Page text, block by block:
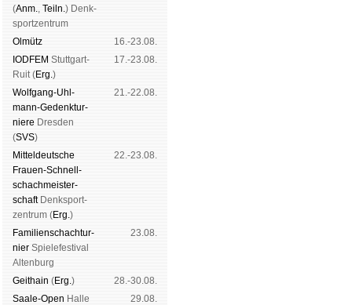
(Anm., Teiln.) Denk­
sport­zen­trum
Ol­mütz
16.-23.08.
IODFEM Stutt­gart-
Ruit (Erg.)
17.-23.08.
Wolf­gang-Uhl­
mann-Ge­denk­tur­
niere Dres­den
(SVS)
21.-22.08.
Mit­tel­deu­tsche
Frauen-Schnell­
schach­meis­ter­
schaftDenk­sport­
zen­trum (Erg.)
22.-23.08.
Familien­schach­tur­
nier Spiele­fes­ti­val
Al­ten­burg
23.08.
Geit­hain (Erg.)
28.-30.08.
Saale-Open Halle
29.08.